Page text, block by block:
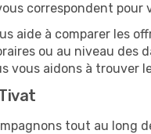
correspondent pour
aide à comparer les
ou au niveau des
vous aidons à trouver
tout au long